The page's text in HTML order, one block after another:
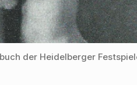
der Heidelberger